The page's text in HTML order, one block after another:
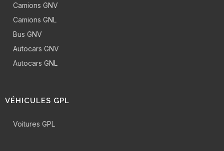
Camions GNV
Camions GNL
Bus GNV
Autocars GNV
Autocars GNL
VÉHICULES GPL
Voitures GPL